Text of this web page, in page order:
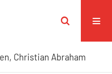
Christian Abraham